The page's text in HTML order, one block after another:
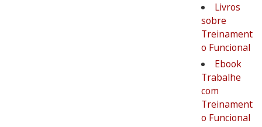
Livros
sobre
Treinament
o Funcional
Ebook
Trabalhe
com
Treinament
o Funcional